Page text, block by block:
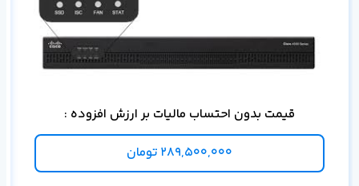
قیمت بدون احتساب مالیات بر ارزش افزوده :
289,500,000 تومان